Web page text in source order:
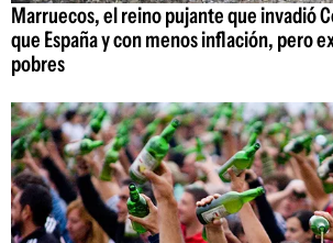
Marruecos, el reino pujante que invadió
que España y con menos inflación, pero
pobres